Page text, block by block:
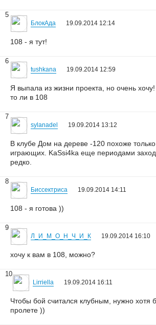
5
БлокАда 19.09.2014 12:14
108 - я тут!
6
tushkana 19.09.2014 12:59
Я выпала из жизни проекта, но очень
то ли в 108
7
sylanadel 19.09.2014 13:12
В клубе Дом на дереве -120 похоже
играющих. KaSsi4ka еще периодами
редко.
8
Биссектриса 19.09.2014 14:11
108 - я готова ))
9
Л_И_М_О_Н_Ч_И_К 19.09.2014 16:10
хочу к вам в 108, можно?
10
Lirriella 19.09.2014 16:11
Чтобы бой считался клубным, нужно хотя
пролете ))